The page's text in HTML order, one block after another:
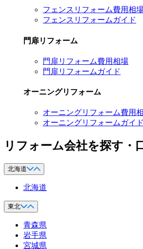
フェンスリフォーム費用相
フェンスリフォームガイド
門扉リフォーム
門扉リフォーム費用相場
門扉リフォームガイド
オーニングリフォーム
オーニングリフォーム費用
オーニングリフォームガイド
リフォーム会社を探す・
北海道
北海道
東北
青森県
岩手県
宮城県